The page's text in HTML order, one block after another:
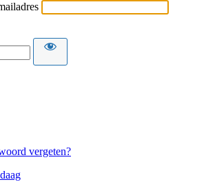
vergeten?